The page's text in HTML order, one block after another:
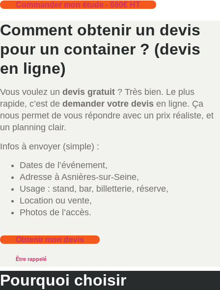
Commander mon étude - 690€ HT
Comment obtenir un devis
pour un container ? (devis
en ligne)
Vous voulez un devis gratuit ? Très bien. Le plus
rapide, c’est de demander votre devis en ligne. Ça
nous permet de vous répondre avec un prix réaliste, et
un planning clair.
Infos à envoyer (simple) :
Dates de l’événement,
Adresse à Asnières-sur-Seine,
Usage : stand, bar, billetterie, réserve,
Location ou vente,
Photos de l’accès.
Obtenir mon devis
Être rappelé
Pourquoi choisir